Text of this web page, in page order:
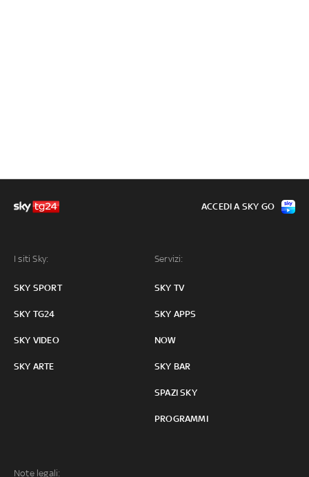
I siti Sky:
SKY SPORT
SKY TG24
SKY VIDEO
SKY ARTE
Servizi:
SKY TV
SKY APPS
NOW
SKY BAR
SPAZI SKY
PROGRAMMI
Note legali:
ACCEDI A SKY GO